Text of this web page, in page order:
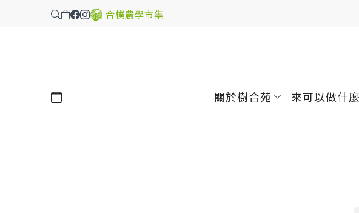
合樸農學市集
行事曆 關於樹合苑 來可以做什